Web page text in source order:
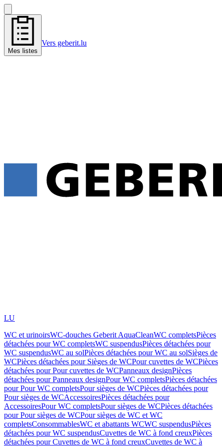
Mes listes
Vers geberit.lu
LU
WC et urinoirsWC-douches Geberit AquaCleanWC completsPièces
détachées pour WC completsWC suspendusPièces détachées pour
WC suspendusWC au solPièces détachées pour WC au solSièges de
WCPièces détachées pour Sièges de WCPour cuvettes de WCPièces
détachées pour Pour cuvettes de WCPanneaux designPièces
détachées pour Panneaux designPour WC completsPièces détachées
pour Pour WC completsPour sièges de WCPièces détachées pour
Pour sièges de WCAccessoiresPièces détachées pour
AccessoiresPour WC completsPour sièges de WCPièces détachées
pour Pour sièges de WCPour sièges de WC et WC
completsConsommablesWC et abattants WCWC suspendusPièces
détachées pour WC suspendusCuvettes de WC à fond creuxPièces
détachées pour Cuvettes de WC à fond creuxCuvettes de WC à